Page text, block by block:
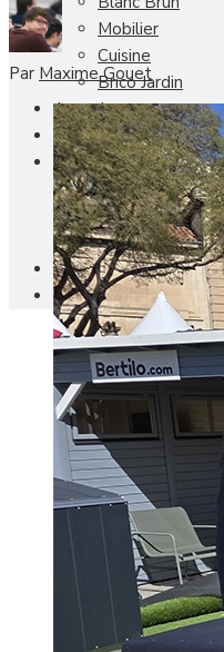
Mobilier
Cuisine
Brico Jardin
Agenda
Newsletter
Nos autres titres
Faire Savoir
Aviasport
Univers Made in
Qui sommes-nous
Contact
Par Maxime Gouet